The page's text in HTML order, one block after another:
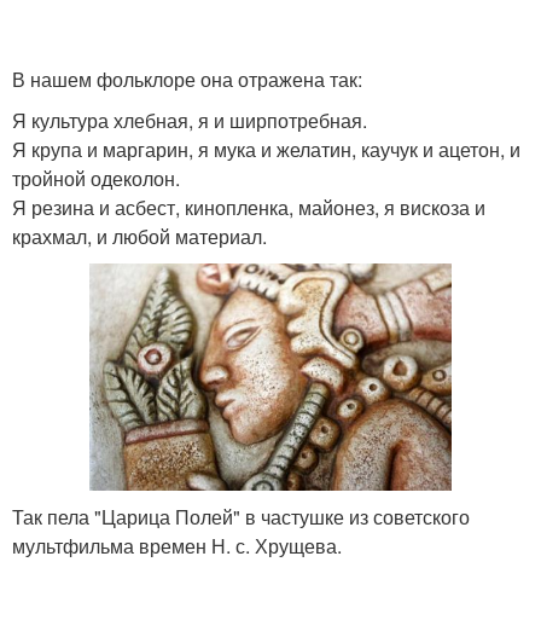
В нашем фольклоре она отражена так:
Я культура хлебная, я и ширпотребная.
Я крупа и маргарин, я мука и желатин, каучук и ацетон, и
тройной одеколон.
Я резина и асбест, кинопленка, майонез, я вискоза и
крахмал, и любой материал.
Так пела "Царица Полей" в частушке из советского
мультфильма времен Н. с. Хрущева.